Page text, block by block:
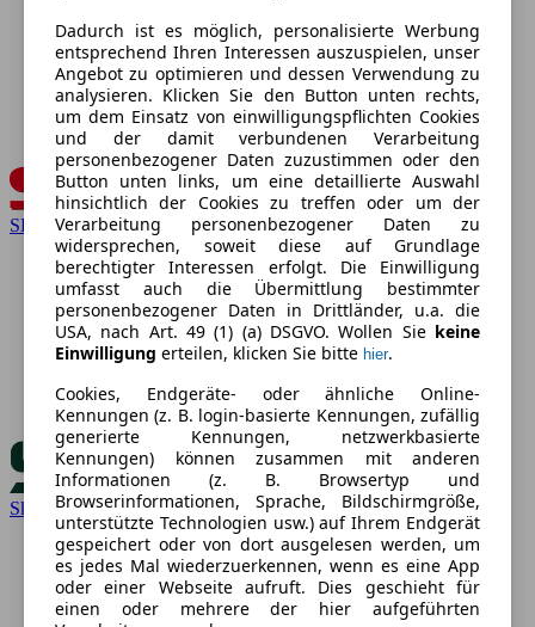
SEAT
Skoda
Dadurch ist es möglich, personalisierte Werbung
entsprechend Ihren Interessen auszuspielen, unser
Angebot zu optimieren und dessen Verwendung zu
analysieren. Klicken Sie den Button unten rechts,
um dem Einsatz von einwilligungspflichten Cookies
und der damit verbundenen Verarbeitung
personenbezogener Daten zuzustimmen oder den
Button unten links, um eine detaillierte Auswahl
hinsichtlich der Cookies zu treffen oder um der
Verarbeitung personenbezogener Daten zu
widersprechen, soweit diese auf Grundlage
berechtigter Interessen erfolgt. Die Einwilligung
umfasst auch die Übermittlung bestimmter
personenbezogener Daten in Drittländer, u.a. die
USA, nach Art. 49 (1) (a) DSGVO. Wollen Sie keine
Einwilligung erteilen, klicken Sie bitte hier.
Cookies, Endgeräte- oder ähnliche Online-
Kennungen (z. B. login-basierte Kennungen, zufällig
generierte Kennungen, netzwerkbasierte
Kennungen) können zusammen mit anderen
Informationen (z. B. Browsertyp und
Browserinformationen, Sprache, Bildschirmgröße,
unterstützte Technologien usw.) auf Ihrem Endgerät
gespeichert oder von dort ausgelesen werden, um
es jedes Mal wiederzuerkennen, wenn es eine App
oder einer Webseite aufruft. Dies geschieht für
einen oder mehrere der hier aufgeführten